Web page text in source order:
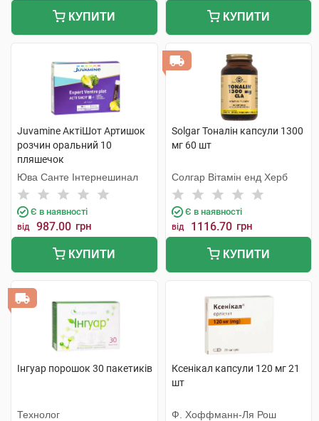
КУПИТИ КУПИТИ
Juvamine АктіШот Артишок
розчин оральний 10
пляшечок
Юва Санте Інтернешинал
Є в наявності
від 987.00 грн
КУПИТИ
Solgar Тоналін капсули 1300
мг 60 шт
Солгар Вітамін енд Херб
Є в наявності
від 1116.70 грн
КУПИТИ
Інгуар порошок 30 пакетиків
Технолог
Ксенікал капсули 120 мг 21
шт
Ф. Хоффманн-Ля Рош